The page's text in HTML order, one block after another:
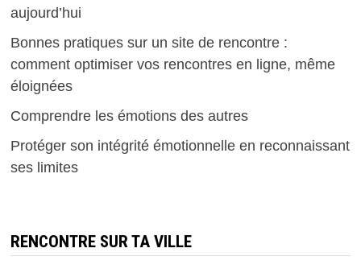
aujourd’hui
Bonnes pratiques sur un site de rencontre :
comment optimiser vos rencontres en ligne, même
éloignées
Comprendre les émotions des autres
Protéger son intégrité émotionnelle en reconnaissant
ses limites
RENCONTRE SUR TA VILLE